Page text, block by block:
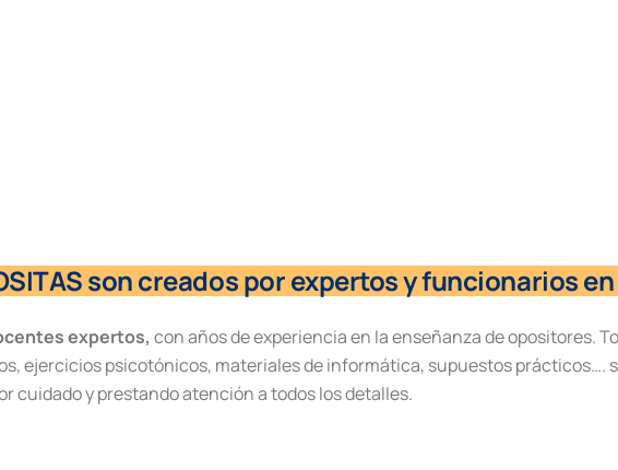
son creados por expertos y funcionarios
expertos, con años de experiencia en la enseñanza de opositores.
ejercicios psicotónicos, materiales de informática, supuestos prácticos….
cuidado y prestando atención a todos los detalles.